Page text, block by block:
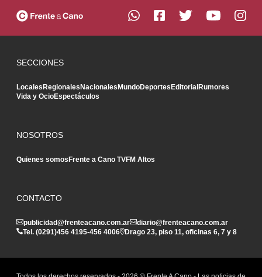
SECCIONES
LocalesRegionalesNacionalesMundoDeportesEditorialRumores
Vida y OcioEspectáculos
NOSOTROS
Quienes somosFrente a Cano TVFM Altos
CONTACTO
publicidad@frenteacano.com.ar
diario@frenteacano.com.ar
Tel. (0291)456 4195-456 4006 Drago 23, piso 11, oficinas 6, 7 y 8